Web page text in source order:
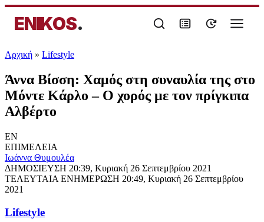
ENIKOS.
Αρχική » Lifestyle
Άννα Βίσση: Χαμός στη συναυλία της στο
Μόντε Κάρλο – Ο χορός με τον πρίγκιπα
Αλβέρτο
EN
ΕΠΙΜΕΛΕΙΑ
Ιωάννα Θυμουλέα
ΔΗΜΟΣΙΕΥΣΗ 20:39, Κυριακή 26 Σεπτεμβρίου 2021
ΤΕΛΕΥΤΑΙΑ ΕΝΗΜΕΡΩΣΗ 20:49, Κυριακή 26 Σεπτεμβρίου
2021
Lifestyle